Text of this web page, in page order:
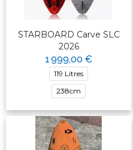
STARBOARD Carve SLC
2026
1 999,00 €
119 Litres
238cm